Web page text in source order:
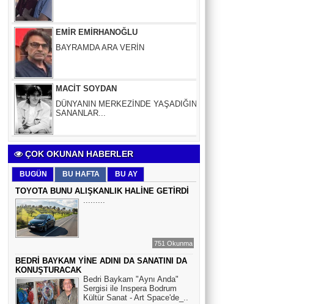
MACİT SOYDAN
DÜNYANIN MERKEZİNDE YAŞADIĞINI
Aybüke Bafralıoğlu
FORO KÜLTÜRÜNÜN TRİBÜN
OYUNCULARI
TURİZM VE EĞİTİM
Mr.Hiko...
KORKU VE ŞÜPHE
DÜŞMANLARINIZDIR...
Çiğdem Yorgancıoğlu
İkilikli ve İkircikli Tabiat Diyalektiğinde
Mobius Spiral Mucizeler, Akış ve Doğa
Döngüsünün Bilgeliği...
ÇOK OKUNAN HABERLER
BUGÜN BU HAFTA BU AY
TOYOTA BUNU ALIŞKANLIK HALİNE GETİRDİ
.........
751 Okunma
BEDRİ BAYKAM YİNE ADINI DA SANATINI DA
KONUŞTURACAK
Bedri Baykam "Aynı Anda"
Sergisi ile Inspera Bodrum
Kültür Sanat - Art Space'de_..